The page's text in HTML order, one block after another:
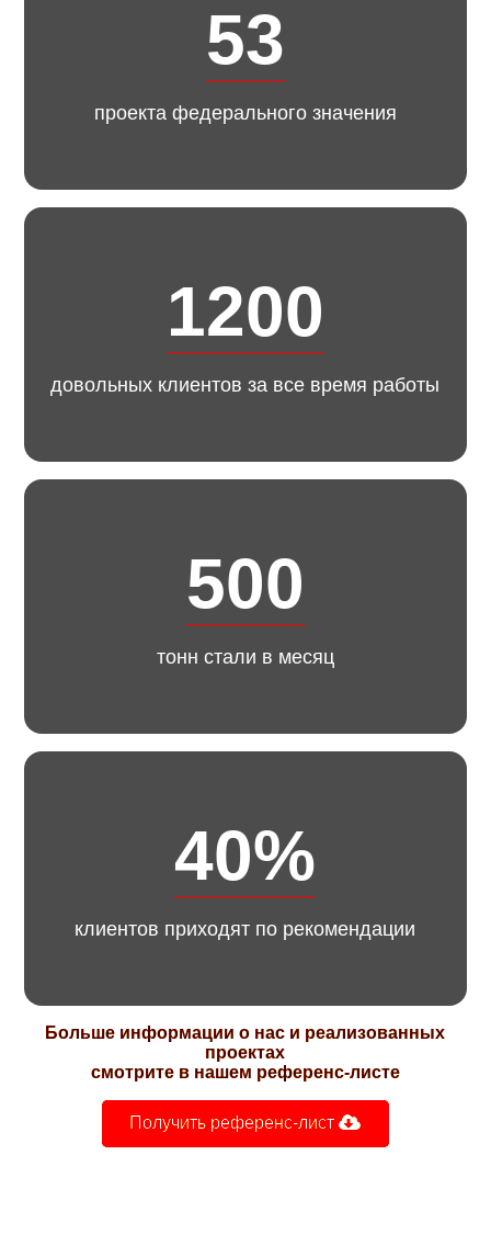
53
проекта федерального значения
1200
довольных клиентов за все время работы
500
тонн стали в месяц
40%
клиентов приходят по рекомендации
Больше информации о нас и реализованных
проектах
смотрите в нашем референс-листе
Получить референс-лист 